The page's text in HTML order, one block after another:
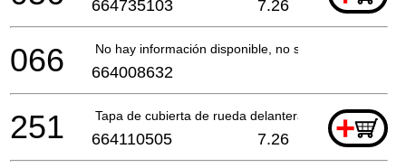
664735103 7.26
No hay información disponible, no se puede pedir
066 664008632
Tapa de cubierta de rueda delantera +
251 664110505 7.26